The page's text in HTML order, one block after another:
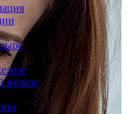
железе